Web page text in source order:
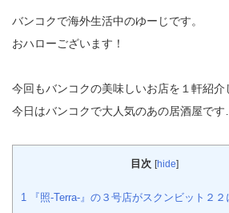
バンコクで海外生活中のゆーじです。
おハローございます！
今回もバンコクの美味しいお店を１軒紹介
今日はバンコクで大人気のあの居酒屋です
目次 [hide]
1
『照-Terra-』の３号店がスクンビット２２